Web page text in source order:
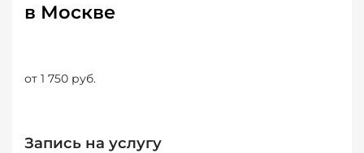
в Москве
от 1 750 руб.
Запись на услугу